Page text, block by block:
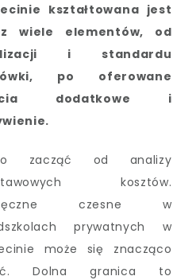
kształtowana jest
wiele elementów, od
i standardu
po oferowane
dodatkowe i
zacząć od analizy
kosztów.
czesne w
prywatnych w
może się znacząco
Dolna granica to